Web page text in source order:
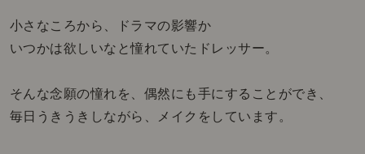
小さなころから、ドラマの影響か
いつかは欲しいなと憧れていたドレッサー。
そんな念願の憧れを、偶然にも手にすることができ、
毎日うきうきしながら、メイクをしています。